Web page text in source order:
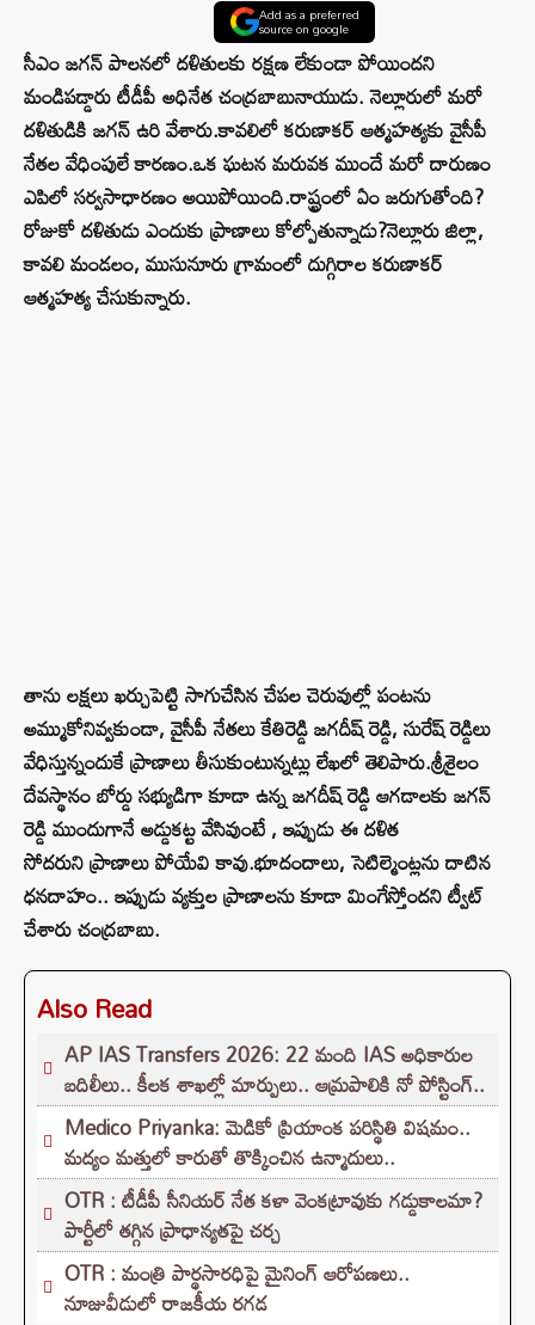
Add as a preferred
source on google
సీఎం జగన్ పాలనలో దళితులకు రక్షణ లేకుండా పోయిందని
మండిపడ్డారు టీడీపీ అధినేత చంద్రబాబునాయుడు. నెల్లూరులో మరో
దళితుడికి జగన్ ఉరి వేశారు.కావలిలో కరుణాకర్ ఆత్మహత్యకు వైసీపీ
నేతల వేధింపులే కారణం.ఒక ఘటన మరువక ముందే మరో దారుణం
ఎపిలో సర్వసాధారణం అయిపోయింది.రాష్ట్రంలో ఏం జరుగుతోంది?
రోజుకో దళితుడు ఎందుకు ప్రాణాలు కోల్పోతున్నాడు?నెల్లూరు జిల్లా,
కావలి మండలం, ముసునూరు గ్రామంలో దుగ్గిరాల కరుణాకర్
ఆత్మహత్య చేసుకున్నారు.
తాను లక్షలు ఖర్చుపెట్టి సాగుచేసిన చేపల చెరువుల్లో పంటను
అమ్ముకోనివ్వకుండా, వైసీపీ నేతలు కేతిరెడ్డి జగదీష్ రెడ్డి, సురేష్ రెడ్డిలు
వేధిస్తున్నందుకే ప్రాణాలు తీసుకుంటున్నట్లు లేఖలో తెలిపారు.శ్రీశైలం
దేవస్థానం బోర్డు సభ్యుడిగా కూడా ఉన్న జగదీష్ రెడ్డి ఆగడాలకు జగన్
రెడ్డి ముందుగానే అడ్డుకట్ట వేసివుంటే , ఇప్పుడు ఈ దళిత
సోదరుని ప్రాణాలు పోయేవి కావు.భూదందాలు, సెటిల్మెంట్లను దాటిన
ధనదాహం.. ఇప్పుడు వ్యక్తుల ప్రాణాలను కూడా మింగేస్తోందని ట్వీట్
చేశారు చంద్రబాబు.
Also Read
AP IAS Transfers 2026: 22 మంది IAS అధికారుల
బదిలీలు.. కీలక శాఖల్లో మార్పులు.. ఆమ్రపాలికి నో పోస్టింగ్..
Medico Priyanka: మెడికో ప్రియాంక పరిస్థితి విషమం..
మద్యం మత్తులో కారుతో తొక్కించిన ఉన్మాదులు..
OTR : టీడీపీ సీనియర్ నేత కళా వెంకట్రావుకు గడ్డుకాలమా?
పార్టీలో తగ్గిన ప్రాధాన్యతపై చర్చ
OTR : మంత్రి పార్థసారధిపై మైనింగ్ ఆరోపణలు..
నూజువీడులో రాజకీయ రగడ